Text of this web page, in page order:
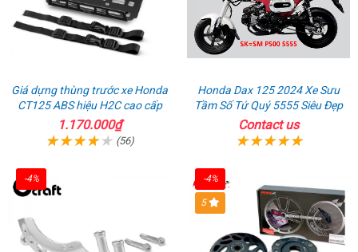
Giá dựng thùng trước xe Honda
CT125 ABS hiệu H2C cao cấp
1.170.000₫
(56)
Honda Dax 125 2024 Xe Sưu
Tầm Số Tứ Quý 5555 Siêu Đẹp
Contact us
-4% -4%
5